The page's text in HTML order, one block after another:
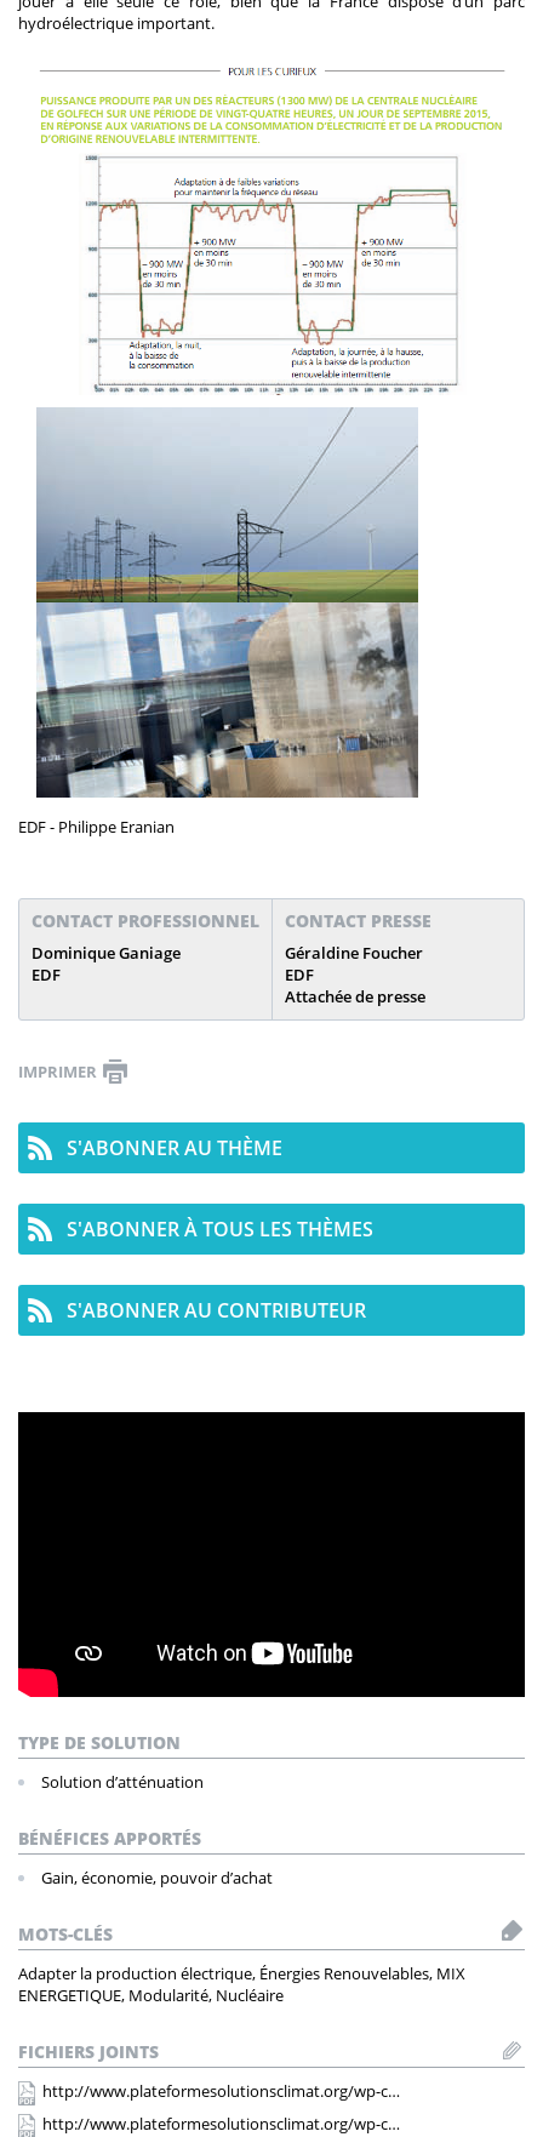
hydroélectrique important.
EDF - Philippe Eranian
CONTACT PROFESSIONNEL
Dominique Ganiage
EDF
CONTACT PRESSE
Géraldine Foucher
EDF
Attachée de presse
IMPRIMER
S'ABONNER AU THÈME
S'ABONNER À TOUS LES THÈMES
S'ABONNER AU CONTRIBUTEUR
TYPE DE SOLUTION
Solution d’atténuation
BÉNÉFICES APPORTÉS
Gain, économie, pouvoir d’achat
MOTS-CLÉS
Adapter la production électrique, Énergies Renouvelables, MIX
ENERGETIQUE, Modularité, Nucléaire
FICHIERS JOINTS
http://www.plateformesolutionsclimat.org/wp-c…
http://www.plateformesolutionsclimat.org/wp-c…